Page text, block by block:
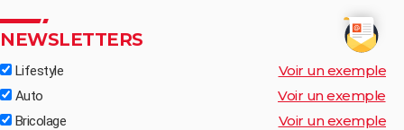
NEWSLETTERS
Lifestyle Voir un exemple
Auto Voir un exemple
Bricolage Voir un exemple